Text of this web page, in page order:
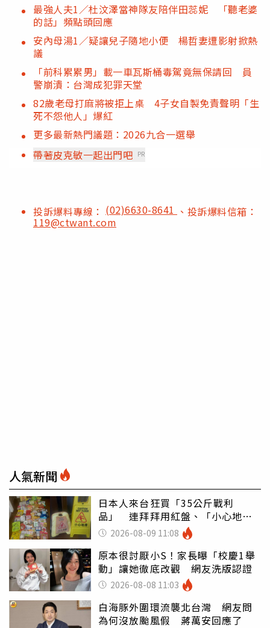
最強人夫1／杜汶澤當神隊友陪伴田蕊妮 「聽老婆
的話」頻點頭回應
安內母湯1／疑讓兒子隨地小便 楊哲妻遭影射掀熱
議
「前科累累男」載一車瓦斯桶毒駕竟無保請回 員
警崩潰：台灣成犯罪天堂
82歲老母打麻將被拒上桌 4子女自製免責聲明「生
死不怨他人」爆紅
更多最新熱門議題：2026九合一選舉
帶著皮克敏一起出門吧 PR
投訴爆料專線： (02)6630-8641 、投訴爆料信箱：
119@ctwant.com
人氣新聞
日本人來台狂買「35公斤戰利
品」 連拜拜用紅盤、「小心地
滑」告示牌也帶回家
2026-08-09 11:08
原本很討厭小S！家長曝「校慶1舉
動」讓她徹底改觀 網友洗版認證
2026-08-08 11:03
白海豚外圍環流襲北台灣 網友問
為何沒放颱風假 蔣萬安回應了